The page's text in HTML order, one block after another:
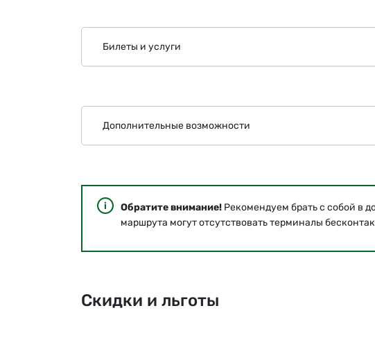
Билеты и услуги
Дополнительные возможности
Обратите внимание! Рекомендуем брать с собой в
маршрута могут отсутствовать терминалы
Скидки и льготы